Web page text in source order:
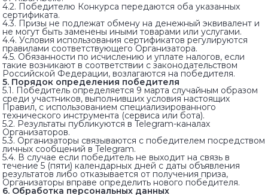
4.2. Победителю Конкурса передаются оба указанных
сертификата.
4.3. Призы не подлежат обмену на денежный эквивалент и
не могут быть заменены иными товарами или услугами.
4.4. Условия использования сертификатов регулируются
правилами соответствующего Организатора.
4.5. Обязанности по исчислению и уплате налогов, если
такие возникают в соответствии с законодательством
Российской Федерации, возлагаются на победителя.
5. Порядок определения победителя
5.1. Победитель определяется 9 марта случайным образом
среди участников, выполнивших условия настоящих
Правил, с использованием специализированного
технического инструмента (сервиса или бота).
5.2. Результаты публикуются в Telegram-каналах
Организаторов.
5.3. Организаторы связываются с победителем посредством
личных сообщений в Telegram.
5.4. В случае если победитель не выходит на связь в
течение 5 (пяти) календарных дней с даты объявления
результатов либо отказывается от получения приза,
Организаторы вправе определить нового победителя.
6. Обработка персональных данных